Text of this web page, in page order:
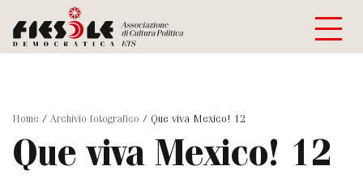
Home / Archivio fotografico / Que viva Mexico! 12
Que viva Mexico! 12